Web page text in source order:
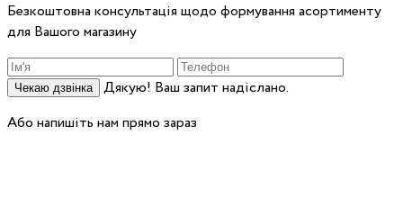
Безкоштовна консультація щодо формування асортименту
для Вашого магазину
Чекаю дзвінка
Дякую! Ваш запит надіслано.
Або напишіть нам прямо зараз